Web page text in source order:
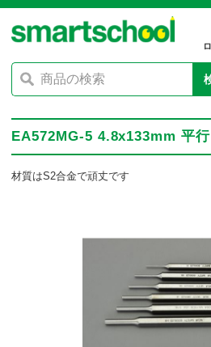
EA572MG-5 4.8x133mm 平
材質はS2合金で頑丈です